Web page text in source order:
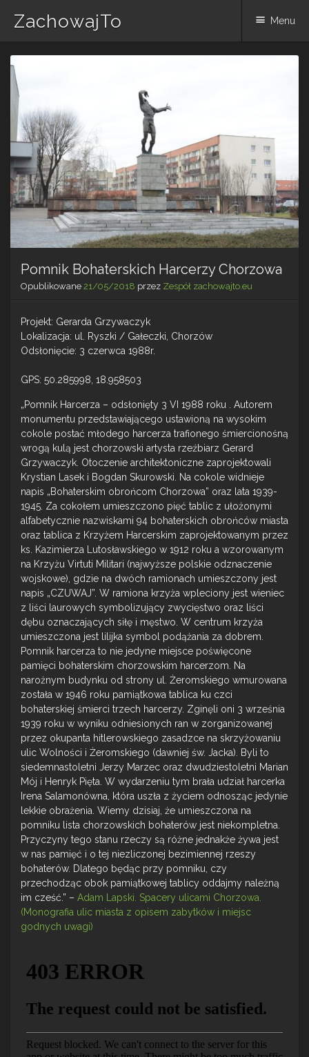
ZachowajTo Menu
Skip
to
content
Pomnik Bohaterskich Harcerzy Chorzowa
Opublikowane 21/05/2018 przez Zespół zachowajto.eu
Projekt: Gerarda Grzywaczyk
Lokalizacja: ul. Ryszki / Gałeczki, Chorzów
Odsłonięcie: 3 czerwca 1988r.
GPS: 50.285998, 18.958503
„Pomnik Harcerza – odsłonięty 3 VI 1988 roku . Autorem
monumentu przedstawiającego ustawioną na wysokim
cokole postać młodego harcerza trafionego śmiercionośną
wrogą kulą jest chorzowski artysta rzeźbiarz Gerard
Grzywaczyk. Otoczenie architektoniczne zaprojektowali
Krystian Lasek i Bogdan Skurowski. Na cokole widnieje
napis „Bohaterskim obrońcom Chorzowa” oraz lata 1939-
1945. Za cokołem umieszczono pięć tablic z ułożonymi
alfabetycznie nazwiskami 94 bohaterskich obrońców miasta
oraz tablica z Krzyżem Harcerskim zaprojektowanym przez
ks. Kazimierza Lutosławskiego w 1912 roku a wzorowanym
na Krzyżu Virtuti Militari (najwyższe polskie odznaczenie
wojskowe), gdzie na dwóch ramionach umieszczony jest
napis „CZUWAJ”. W ramiona krzyża wpleciony jest wieniec
z liści laurowych symbolizujący zwycięstwo oraz liści
dębu oznaczających siłę i męstwo. W centrum krzyża
umieszczona jest lilijka symbol podążania za dobrem.
Pomnik harcerza to nie jedyne miejsce poświęcone
pamięci bohaterskim chorzowskim harcerzom. Na
narożnym budynku od strony ul. Żeromskiego wmurowana
została w 1946 roku pamiątkowa tablica ku czci
bohaterskiej śmierci trzech harcerzy. Zginęli oni 3 września
1939 roku w wyniku odniesionych ran w zorganizowanej
przez okupanta hitlerowskiego zasadzce na skrzyżowaniu
ulic Wolności i Żeromskiego (dawniej św. Jacka). Byli to
siedemnastoletni Jerzy Marzec oraz dwudziestoletni Marian
Mój i Henryk Pięta. W wydarzeniu tym brała udział harcerka
Irena Salamonówna, która uszła z życiem odnosząc jedynie
lekkie obrażenia. Wiemy dzisiaj, że umieszczona na
pomniku lista chorzowskich bohaterów jest niekompletna.
Przyczyny tego stanu rzeczy są różne jednakże żywa jest
w nas pamięć i o tej niezliczonej bezimiennej rzeszy
bohaterów. Dlatego będąc przy pomniku, czy
przechodząc obok pamiątkowej tablicy oddajmy należną
im cześć.” – Adam Lapski. Spacery ulicami Chorzowa.
(Monografia ulic miasta z opisem zabytków i miejsc
godnych uwagi)